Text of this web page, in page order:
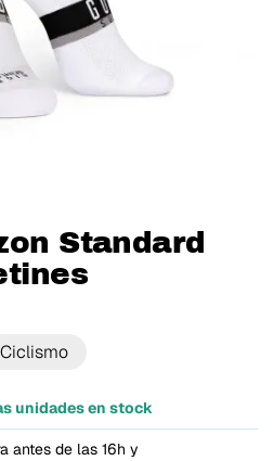
Standard
unidades en stock
antes de las 16h y